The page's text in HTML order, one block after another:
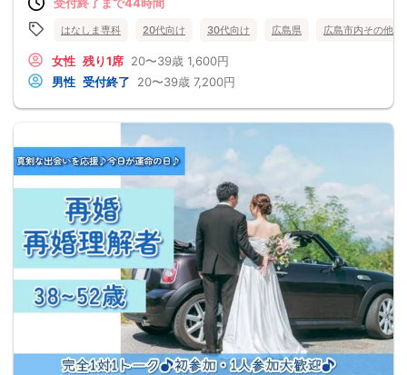
受付終了まで44時間
はなしま専科 20代向け 30代向け 広島県 広島市内その他
女性 残り1席 20〜39歳 1,600円
男性 受付終了 20〜39歳 7,200円